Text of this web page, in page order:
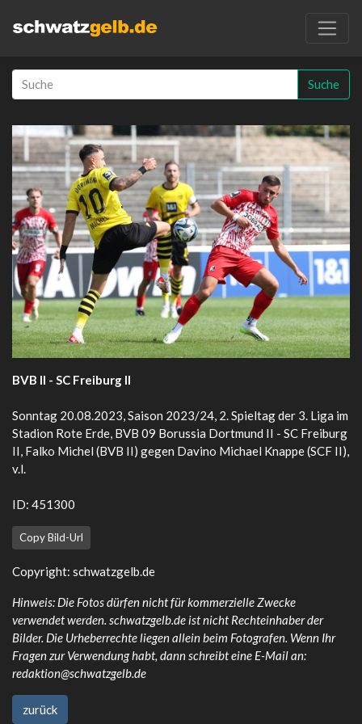
Suche
BVB II - SC Freiburg II
Sonntag 20.08.2023, Saison 2023/24, 2. Spieltag der 3. Liga im
Stadion Rote Erde, BVB 09 Borussia Dortmund II - SC Freiburg
II, Falko Michel (BVB II) gegen Davino Michael Knappe (SCF II),
v.l.
ID: 451300
Copy Bild-Url
Copyright: schwatzgelb.de
Hinweis: Die Fotos dürfen nicht für kommerzielle Zwecke
verwendet werden. schwatzgelb.de ist nicht Rechteinhaber der
Bilder. Die Urheberrechte liegen allein beim Fotografen. Wenn Ihr
Fragen zur Verwendung habt, dann schreibt eine E-Mail an:
redaktion@schwatzgelb.de
zurück